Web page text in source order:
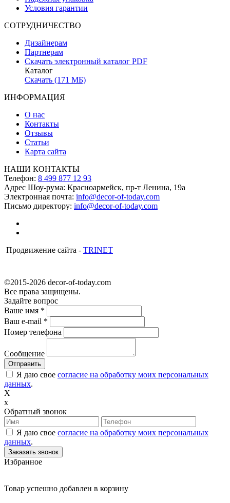
Условия гарантии
СОТРУДНИЧЕСТВО
Дизайнерам
Партнерам
Скачать электронный каталог PDF
Каталог
Скачать (171 МБ)
ИНФОРМАЦИЯ
О нас
Контакты
Отзывы
Статьи
Карта сайта
НАШИ КОНТАКТЫ
Телефон: 8 499 877 12 93
Адрес Шоу-рума: Красноармейск, пр-т Ленина, 19а
Электронная почта: info@decor-of-today.com
Письмо директору: info@decor-of-today.com
Продвижение сайта - TRINET
©2015-2026 decor-of-today.com
Все права защищены.
Задайте вопрос
Ваше имя *
Ваш e-mail *
Номер телефона
Сообщение
Я даю свое согласие на обработку моих персональных
данных.
X
x
Обратный звонок
Я даю свое согласие на обработку моих персональных
данных.
Избранное
Товар успешно добавлен в корзину